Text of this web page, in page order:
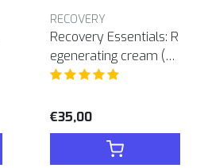
RECOVERY
Recovery Essentials: R
egenerating cream (75
ML) + Purifying Soap (7
€35,00